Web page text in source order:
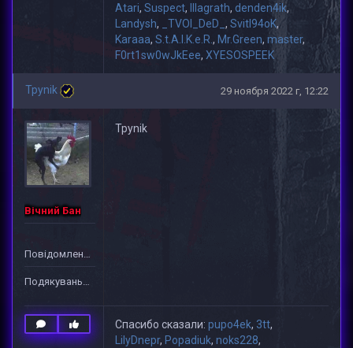
Atari, Suspect, lllagrath, denden4ik,
Landysh, _TVOI_DeD_ , Svitl94oK,
Karaaa, S.t.A.l.K.e.R., Mr.Green, master,
F0rt1sw0wJkEee, XYESOSPEEK
Tpynik 29 ноября 2022 г, 12:22
Вічний Бан
Повідомлень: 2
Подякувань: 33
Tpynik
Спасибо сказали: pupo4ek, 3tt,
LilyDnepr, Popadiuk, noks228,